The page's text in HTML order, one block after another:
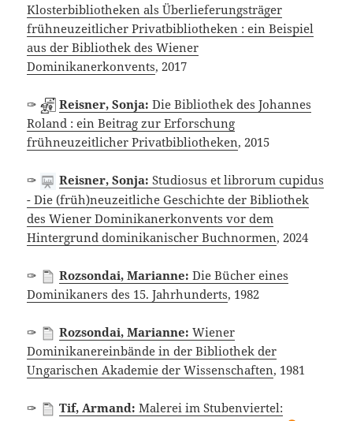
Klosterbibliotheken als Überlieferungsträger
frühneuzeitlicher Privatbibliotheken : ein Beispiel
aus der Bibliothek des Wiener
Dominikanerkonvents, 2017
✑ Reisner, Sonja:Die Bibliothek des Johannes
Roland : ein Beitrag zur Erforschung
frühneuzeitlicher Privatbibliotheken, 2015
✑ Reisner, Sonja:Studiosus et librorum cupidus
- Die (früh)neuzeitliche Geschichte der Bibliothek
des Wiener Dominikanerkonvents vor dem
Hintergrund dominikanischer Buchnormen, 2024
✑ Rozsondai, Marianne:Die Bücher eines
Dominikaners des 15. Jahrhunderts, 1982
✑ Rozsondai, Marianne:Wiener
Dominikanereinbände in der Bibliothek der
Ungarischen Akademie der Wissenschaften, 1981
✑ Tif, Armand:Malerei im Stubenviertel: